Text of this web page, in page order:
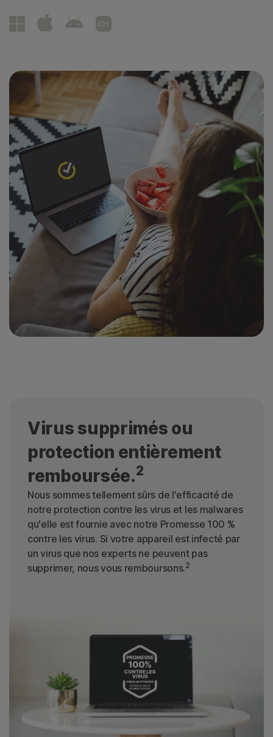
Virus supprimés ou
protection entièrement
remboursée.2
Nous sommes tellement sûrs de l'efficacité de
notre protection contre les virus et les malwares
qu'elle est fournie avec notre Promesse 100 %
contre les virus. Si votre appareil est infecté par
un virus que nos experts ne peuvent pas
supprimer, nous vous remboursons.2